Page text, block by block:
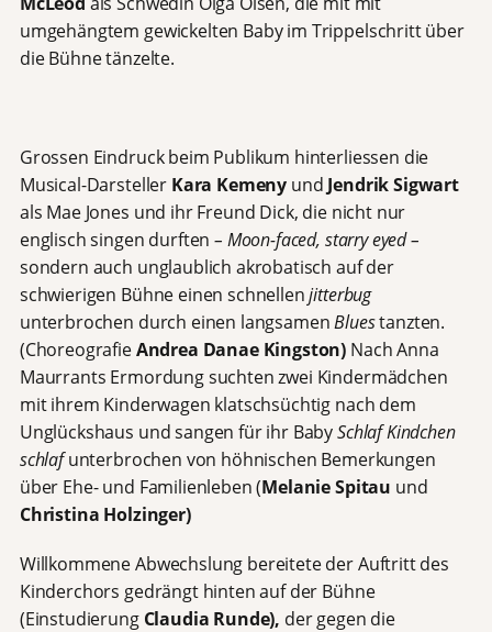
umgehängtem gewickelten Baby im Trippelschritt über
die Bühne tänzelte.
Grossen Eindruck beim Publikum hinterliessen die
Musical-Darsteller Kara Kemeny und Jendrik Sigwart
als Mae Jones und ihr Freund Dick, die nicht nur
englisch singen durften– Moon-faced, starry eyed –
sondern auch unglaublich akrobatisch auf der
schwierigen Bühne einen schnellenjitterbug
unterbrochen durch einen langsamenBluestanzten.
(ChoreografieAndrea Danae Kingston) Nach Anna
Maurrants Ermordung suchten zwei Kindermädchen
mit ihrem Kinderwagen klatschsüchtig nach dem
Unglückshaus und sangen für ihr BabySchlaf Kindchen
schlafunterbrochen von höhnischen Bemerkungen
über Ehe- und Familienleben (Melanie Spitau und
Christina Holzinger)
Willkommene Abwechslung bereitete der Auftritt des
Kinderchors gedrängt hinten auf der Bühne
(Einstudierung Claudia Runde), der gegen die